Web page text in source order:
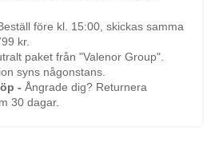
före kl. 15:00, skickas samma
kr.
paket från "Valenor Group".
syns någonstans.
- Ångrade dig? Returnera
30 dagar.